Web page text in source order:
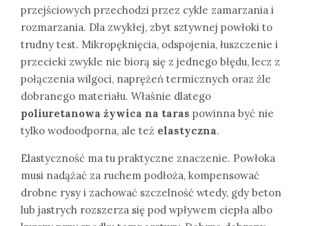
przejściowych przechodzi przez cykle zamarzania i
rozmarzania. Dla zwykłej, zbyt sztywnej powłoki to
trudny test. Mikropęknięcia, odspojenia, łuszczenie i
przecieki zwykle nie biorą się z jednego błędu, lecz z
połączenia wilgoci, naprężeń termicznych oraz źle
dobranego materiału. Właśnie dlatego
poliuretanowa żywica na taras powinna być nie
tylko wodoodporna, ale też elastyczna.
Elastyczność ma tu praktyczne znaczenie. Powłoka
musi nadążać za ruchem podłoża, kompensować
drobne rysy i zachować szczelność wtedy, gdy beton
lub jastrych rozszerza się pod wpływem ciepła albo